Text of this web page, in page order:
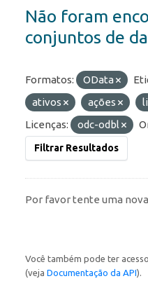
Não foram
conjuntos de
Formatos: OData
ativos
ações
Licenças:
odc-odbl
Filtrar Resultados
Por favor tente uma
Você também pode ter
(veja Documentação da API).